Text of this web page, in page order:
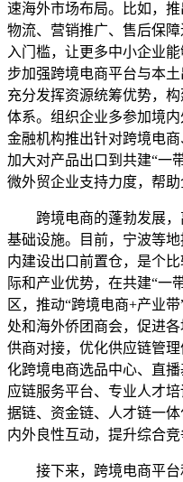
速海外市场布局。比如，
物流、营销推广、售后保
入门槛，让更多中小企业
步加强跨境电商平台与本
充分发挥资源统筹优势，
体系。组织企业多参加境
金融机构推出针对跨境电
加大对产品出口到共建“一
微外贸企业支持力度，帮
跨境电商的蓬勃发展
基础设施。目前，宁波等
内建设出口前置仓，是个
际和产业优势，在共建“一
区，推动“跨境电商+产业
处和海外侨团商会，促进
供商对接，优化供应链管
化跨境电商选品中心、直
应链服务平台、专业人才
据链、资金链、人才链一
内外良性互动，提升综合竞
接下来，跨境电商平